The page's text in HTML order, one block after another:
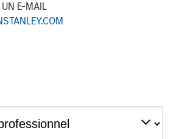
UN E-MAIL
am Main Germany
Announcement pursuant to Section
no. 2 of the German Securities